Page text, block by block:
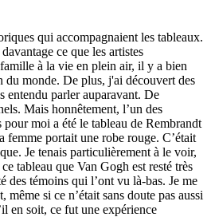
qui accompagnaient les tableaux.
ce que les artistes
à la vie en plein air, il y a bien
du monde. De plus, j'ai découvert des
entendu parler auparavant. De
Mais honnêtement, l’un des
pour moi a été le tableau de Rembrandt
femme portait une robe rouge. C’était
Je tenais particulièrement à le voir,
tableau que Van Gogh est resté très
des témoins qui l’ont vu là-bas. Je me
même si ce n’était sans doute pas aussi
en soit, ce fut une expérience